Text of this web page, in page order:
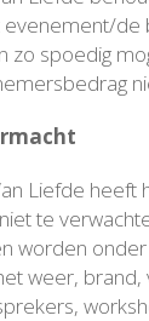
de
zo spoedig
Liefde heeft
te
worden
weer,